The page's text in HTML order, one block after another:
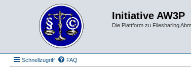
Initiative AW3P
Die Plattform zu Filesharing
Schnellzugriff FAQ